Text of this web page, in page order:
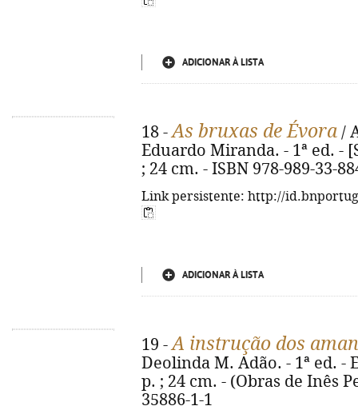
ADICIONAR À LISTA
18 -As bruxas de Évora /
Eduardo Miranda. - 1ª ed. -
; 24 cm. - ISBN 978-989-33-
Link persistente: http://
ADICIONAR À LISTA
19 -A instrução dos
Deolinda M. Adão. - 1ª ed. -
p. ; 24 cm. - (Obras de Inês
35886-1-1